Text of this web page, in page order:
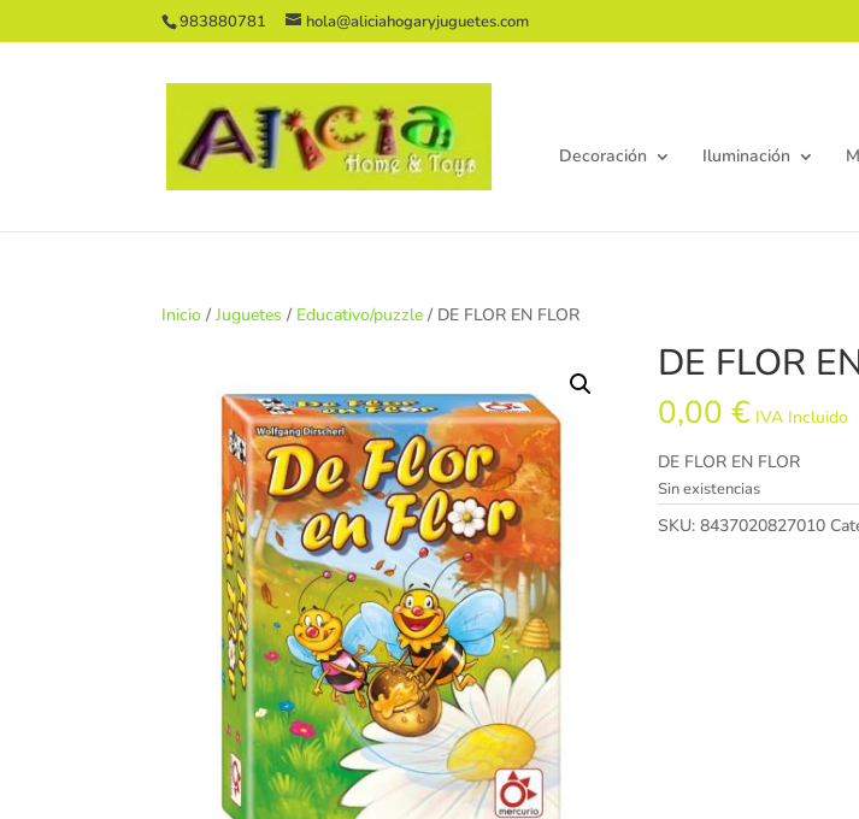
983880781 hola@aliciahogaryjuguetes.com
Decoración Iluminación
Inicio /Juguetes / Educativo/puzzle / DE FLOR EN FLOR
DE FLOR
0,00€ IVA Incluido
DE FLOR EN FLOR
Sin existencias
SKU:8437020827010